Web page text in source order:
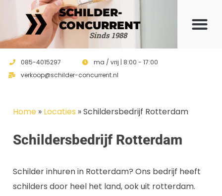
SCHILDER-
CONCURRENT
Sinds 1988
085-4015297
ma / vrij | 8:00 - 17:00
verkoop@schilder-concurrent.nl
Home » Locaties »Schildersbedrijf Rotterdam
Schildersbedrijf Rotterdam
Schilder inhuren in Rotterdam? Ons bedrijf heeft
schilders door heel het land, ook uit rotterdam.